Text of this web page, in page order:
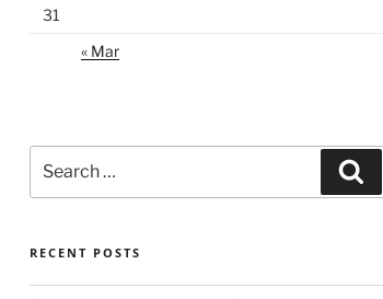
31
« Mar
for:
RECENT POSTS